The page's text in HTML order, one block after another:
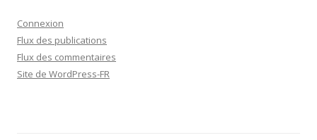
Connexion
Flux des publications
Flux des commentaires
Site de WordPress-FR